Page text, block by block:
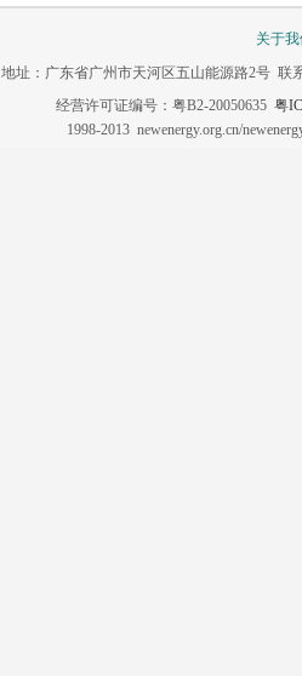
关于
地址：广东省广州市天河区五山能源路2号 联
经营许可证编号：粤B2-20050635 粤
1998-2013 newenergy.org.cn/